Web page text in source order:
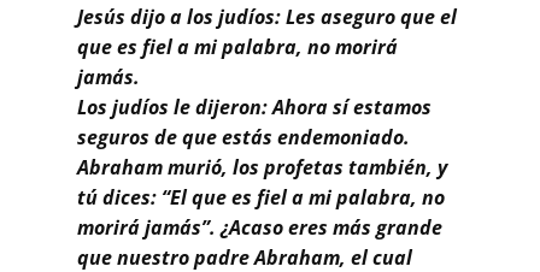
Jesús dijo a los judíos: Les aseguro que el
que es fiel a mi palabra, no morirá
jamás.
Los judíos le dijeron: Ahora sí estamos
seguros de que estás endemoniado.
Abraham murió, los profetas también, y
tú dices: “El que es fiel a mi palabra, no
morirá jamás”. ¿Acaso eres más grande
que nuestro padre Abraham, el cual